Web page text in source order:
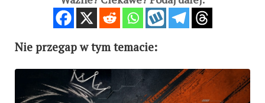
Nie przegap w tym temacie: